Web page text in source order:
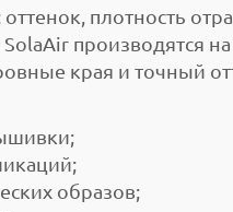
плотность
производятся
края и точный
образов;